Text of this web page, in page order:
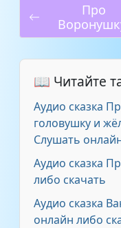
Про
чёрную
📖 Читайте
Аудио сказка
головушку и
Слушать
Аудио сказка
либо скачать
Аудио сказка
онлайн либо